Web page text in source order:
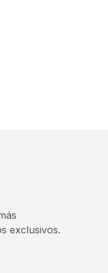
exclusivos.